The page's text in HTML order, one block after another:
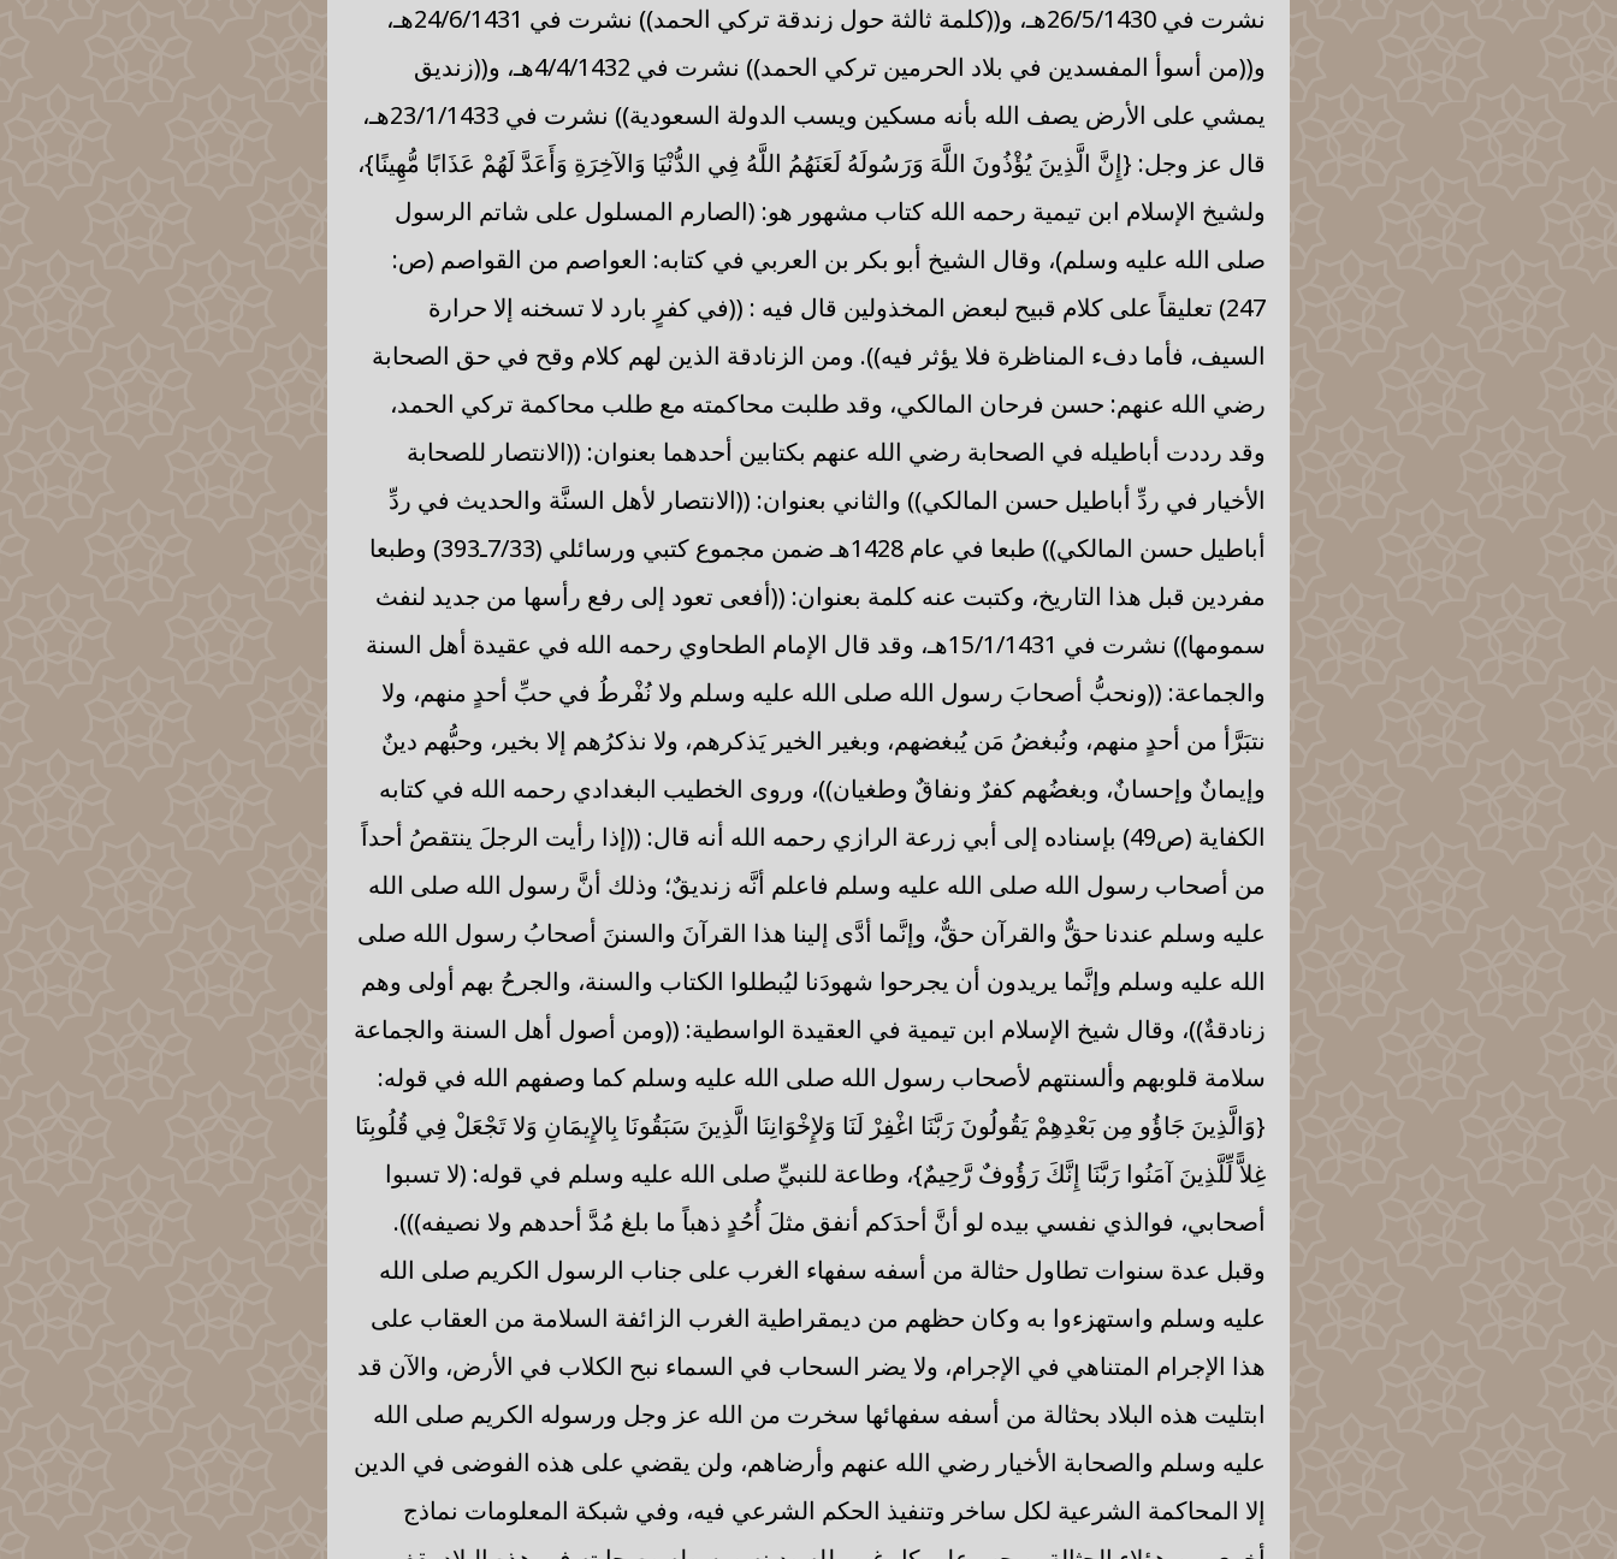
نشرت في 26/5/1430هـ، و((كلمة ثالثة حول زندقة تركي الحمد)) نشرت في 24/6/1431هـ،
و((من أسوأ المفسدين في بلاد الحرمين تركي الحمد)) نشرت في 4/4/1432هـ، و((زنديق
يمشي على الأرض يصف الله بأنه مسكين ويسب الدولة السعودية)) نشرت في 23/1/1433هـ،
قال عز وجل: {إِنَّ الَّذِينَ يُؤْذُونَ اللَّهَ وَرَسُولَهُ لَعَنَهُمُ اللَّهُ فِي الدُّنْيَا وَالآخِرَةِ وَأَعَدَّ لَهُمْ عَذَابًا مُّهِينًا}،
ولشيخ الإسلام ابن تيمية رحمه الله كتاب مشهور هو: (الصارم المسلول على شاتم الرسول
صلى الله عليه وسلم)، وقال الشيخ أبو بكر بن العربي في كتابه: العواصم من القواصم (ص:
247) تعليقاً على كلام قبيح لبعض المخذولين قال فيه : ((في كفرٍ بارد لا تسخنه إلا حرارة
السيف، فأما دفء المناظرة فلا يؤثر فيه)). ومن الزنادقة الذين لهم كلام وقح في حق الصحابة
رضي الله عنهم: حسن فرحان المالكي، وقد طلبت محاكمته مع طلب محاكمة تركي الحمد،
وقد رددت أباطيله في الصحابة رضي الله عنهم بكتابين أحدهما بعنوان: ((الانتصار للصحابة
الأخيار في ردِّ أباطيل حسن المالكي)) والثاني بعنوان: ((الانتصار لأهل السنَّة والحديث في ردِّ
أباطيل حسن المالكي)) طبعا في عام 1428هـ ضمن مجموع كتبي ورسائلي (7/33ـ393) وطبعا
مفردين قبل هذا التاريخ، وكتبت عنه كلمة بعنوان: ((أفعى تعود إلى رفع رأسها من جديد لنفث
سمومها)) نشرت في 15/1/1431هـ، وقد قال الإمام الطحاوي رحمه الله في عقيدة أهل السنة
والجماعة: ((ونحبُّ أصحابَ رسول الله صلى الله عليه وسلم ولا نُفْرطُ في حبِّ أحدٍ منهم، ولا
نتبَرَّأ من أحدٍ منهم، ونُبغضُ مَن يُبغضهم، وبغير الخير يَذكرهم، ولا نذكرُهم إلا بخير، وحبُّهم دينٌ
وإيمانٌ وإحسانٌ، وبغضُهم كفرٌ ونفاقٌ وطغيان))، وروى الخطيب البغدادي رحمه الله في كتابه
الكفاية (ص49) بإسناده إلى أبي زرعة الرازي رحمه الله أنه قال: ((إذا رأيت الرجلَ ينتقصُ أحداً
من أصحاب رسول الله صلى الله عليه وسلم فاعلم أنَّه زنديقٌ؛ وذلك أنَّ رسول الله صلى الله
عليه وسلم عندنا حقٌّ والقرآن حقٌّ، وإنَّما أدَّى إلينا هذا القرآنَ والسننَ أصحابُ رسول الله صلى
الله عليه وسلم وإنَّما يريدون أن يجرحوا شهودَنا ليُبطلوا الكتاب والسنة، والجرحُ بهم أولى وهم
زنادقةٌ))، وقال شيخ الإسلام ابن تيمية في العقيدة الواسطية: ((ومن أصول أهل السنة والجماعة
سلامة قلوبهم وألسنتهم لأصحاب رسول الله صلى الله عليه وسلم كما وصفهم الله في قوله:
{وَالَّذِينَ جَاؤُو مِن بَعْدِهِمْ يَقُولُونَ رَبَّنَا اغْفِرْ لَنَا وَلإِخْوَانِنَا الَّذِينَ سَبَقُونَا بِالإِيمَانِ وَلا تَجْعَلْ فِي قُلُوبِنَا
غِلاًّ لِّلَّذِينَ آمَنُوا رَبَّنَا إِنَّكَ رَؤُوفٌ رَّحِيمٌ}، وطاعة للنبيِّ صلى الله عليه وسلم في قوله: (لا تسبوا
أصحابي، فوالذي نفسي بيده لو أنَّ أحدَكم أنفق مثلَ أُحُدٍ ذهباً ما بلغ مُدَّ أحدهم ولا نصيفه))).
وقبل عدة سنوات تطاول حثالة من أسفه سفهاء الغرب على جناب الرسول الكريم صلى الله
عليه وسلم واستهزءوا به وكان حظهم من ديمقراطية الغرب الزائفة السلامة من العقاب على
هذا الإجرام المتناهي في الإجرام، ولا يضر السحاب في السماء نبح الكلاب في الأرض، والآن قد
ابتليت هذه البلاد بحثالة من أسفه سفهائها سخرت من الله عز وجل ورسوله الكريم صلى الله
عليه وسلم والصحابة الأخيار رضي الله عنهم وأرضاهم، ولن يقضي على هذه الفوضى في الدين
إلا المحاكمة الشرعية لكل ساخر وتنفيذ الحكم الشرعي فيه، وفي شبكة المعلومات نماذج